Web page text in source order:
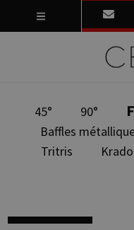
45° 90°
Baffles
Tritris